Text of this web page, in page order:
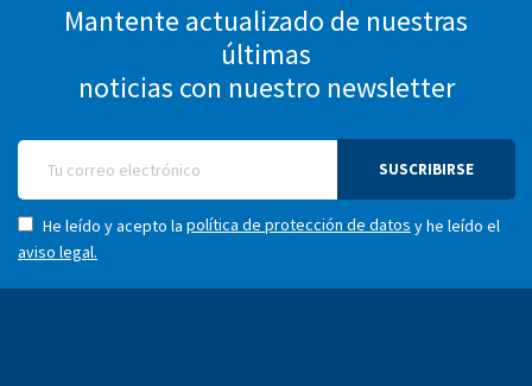
Mantente actualizado de nuestras
últimas
noticias con nuestro newsletter
SUSCRIBIRSE
He leído y acepto la política de protección de datos y he leído el
aviso legal.